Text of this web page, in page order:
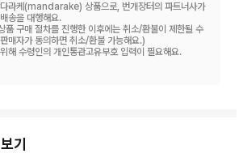
이트와 재고를 공유하고 있습니다. 따라서
이나 관리 씰, 해외 출하용, 일본 국내 수
라케(mandarake) 상품으로, 번개장터의 파트너사가
송을 대행해요.
품 구매 절차를 진행한 이후에는 취소/환불이 제한될 수
매자가 동의하면 취소/환불 가능해요.)
해 수령인의 개인통관고유부호 입력이 필요해요.
기